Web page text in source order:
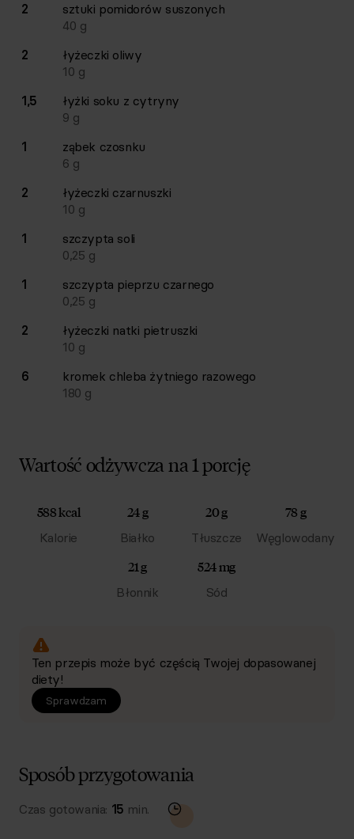
2
sztuki pomidorów suszonych
40 g
2
łyżeczki oliwy
10 g
1,5
łyżki soku z cytryny
9 g
1
ząbek czosnku
6 g
2
łyżeczki czarnuszki
10 g
1
szczypta soli
0,25 g
1
szczypta pieprzu czarnego
0,25 g
2
łyżeczki natki pietruszki
10 g
6
kromek chleba żytniego razowego
180 g
Wartość odżywcza na 1 porcję
588 kcal
Kalorie
24 g
Białko
20 g
Tłuszcze
78 g
Węglowodany
21 g
Błonnik
524 mg
Sód
Ten przepis może być częścią Twojej dopasowanej
diety!
Sprawdzam
Sposób przygotowania
Czas gotowania: 15 min.